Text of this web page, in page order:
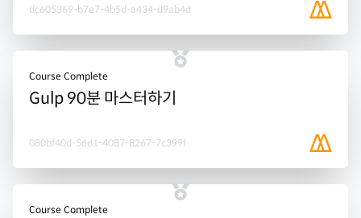
dc605369-b7e7-4b5d-a434-d9ab4d
Course Complete
Gulp 90분 마스터하기
080bf40d-56d1-4087-8267-7c399f
Course Complete